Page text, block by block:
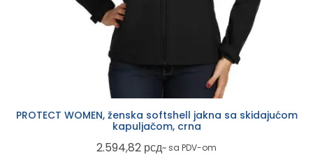
PROTECT WOMEN, ženska softshell jakna sa skidajućom
kapuljačom, crna
2.594,82 рсд~ sa PDV-om